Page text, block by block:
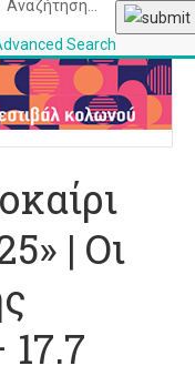
Search
| Οι